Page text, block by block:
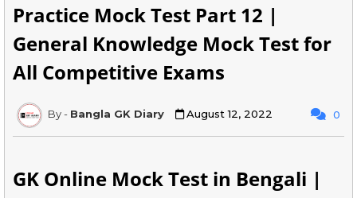
Practice Mock Test Part 12 |
General Knowledge Mock Test for
All Competitive Exams
Bangla GK Diary August 12, 2022 0
GK Online Mock Test in Bengali |